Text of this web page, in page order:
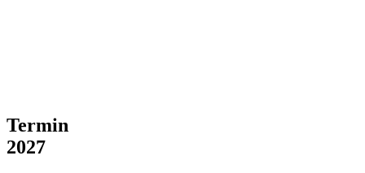
Termin
2027